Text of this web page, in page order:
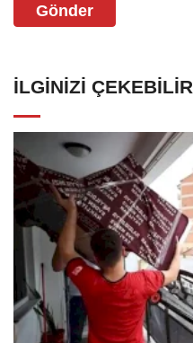
Gönder
İLGINIZI ÇEKEBILIR